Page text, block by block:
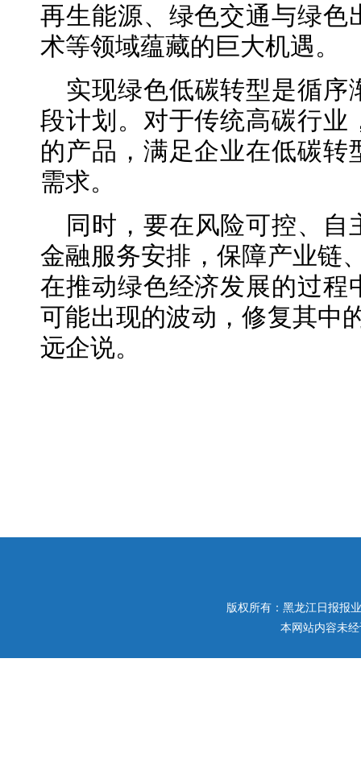
再生能源、绿色交通与绿色
术等领域蕴藏的巨大机遇。
实现绿色低碳转型是循序
段计划。对于传统高碳行业
的产品，满足企业在低碳
需求。
同时，要在风险可控、
金融服务安排，保障产业链
在推动绿色经济发展的过程
可能出现的波动，修复其中
远企说。
版权所有：黑龙江日报报
本网站内容未